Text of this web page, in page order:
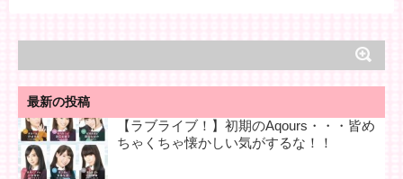
最新の投稿
【ラブライブ！】初期のAqours・・・皆め
ちゃくちゃ懐かしい気がするな！！